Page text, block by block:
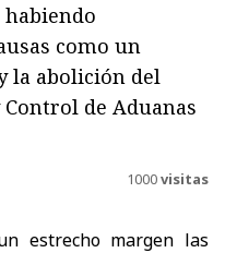
como un
la abolición del
de Aduanas
1000visitas
estrecho margen las